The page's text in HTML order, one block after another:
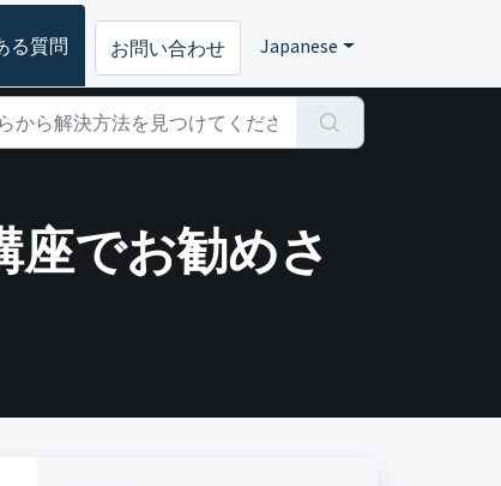
る質問 お問い合わせ Japanese
座でお勧めさ